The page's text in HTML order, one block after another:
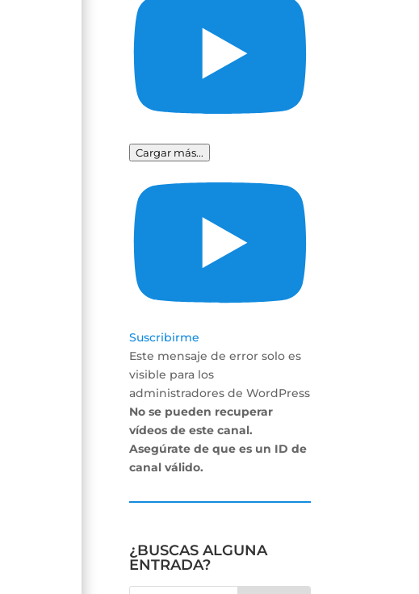
Cargar más...
Suscribirme
Este mensaje de error solo es
visible para los
administradores de WordPress
No se pueden recuperar
vídeos de este canal.
Asegúrate de que es un ID de
canal válido.
¿BUSCAS ALGUNA
ENTRADA?